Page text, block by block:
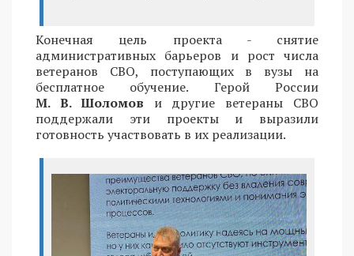
Конечная цель проекта - снятие
административных барьеров и рост числа
ветеранов СВО, поступающих в вузы на
бесплатное обучение. Герой России
М. В. Шоломов и другие ветераны СВО
поддержали эти проекты и выразили
готовность участвовать в их реализации.